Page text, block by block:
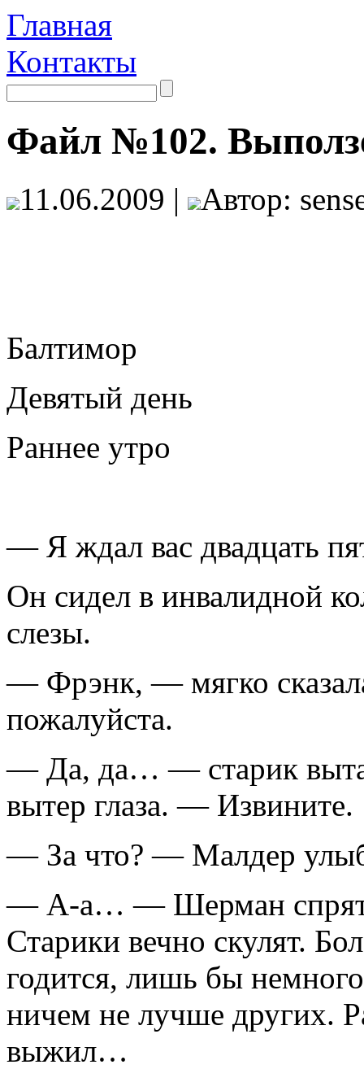
Главная
Контакты
Файл №102.
11.06.2009 | Автор:
Балтимор
Девятый день
Раннее утро
— Я ждал вас двадцать
Он сидел в инвалидной
слезы.
— Фрэнк, — мягко
пожалуйста.
— Да, да… — старик
вытер глаза. — Извините.
— За что? — Малдер
— А-а… — Шерман
Старики вечно скулят.
годится, лишь бы
ничем не лучше других.
выжил…